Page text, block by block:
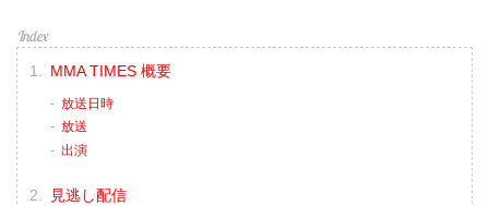
MMA TIMES 概要
放送日時
放送
出演
見逃し配信